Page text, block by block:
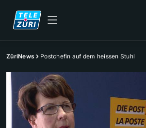
ZüriNews Postchefin auf dem heissen Stuhl